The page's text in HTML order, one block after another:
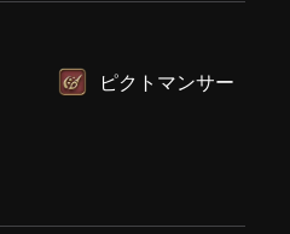
ピクトマンサー